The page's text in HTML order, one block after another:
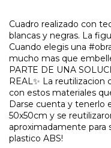
Cuadro realizado con
blancas y negras. La
Cuando elegis una
mucho mas que
PARTE DE UNA
REAL✨ La reutilizacion
con estos materiales
Darse cuenta y tenerlo
50x50cm y se
aproximadamente para
plastico ABS!